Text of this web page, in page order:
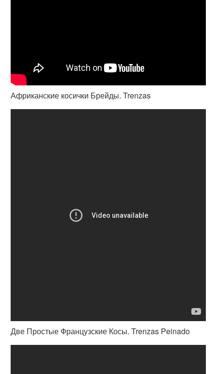
Африканские косички Брейды. Trenzas
Две Простые Французские Косы. Trenzas Peinado